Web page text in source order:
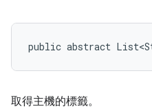
public abstract
取得主機的標籤。